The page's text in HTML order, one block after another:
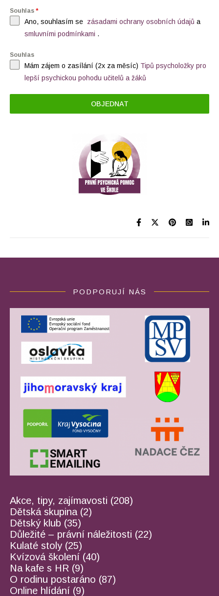
Souhlas *
Ano, souhlasím se zásadami ochrany osobních údajů a
smluvními podmínkami .
Souhlas
Mám zájem o zasílání (2x za měsíc) Tipů psycholožky pro
lepší psychickou pohodu učitelů a žáků
OBJEDNAT
PODPORUJÍ NÁS
Akce, tipy, zajímavosti (208)
Dětská skupina(2)
Dětský klub (35)
Důležité – právní náležitosti (22)
Kulaté stoly(25)
Kvízová školení (40)
Na kafe s HR (9)
O rodinu postaráno (87)
Online hlídání (9)